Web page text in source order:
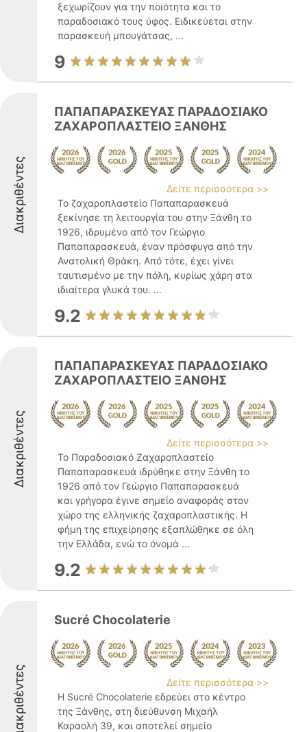
ξεχωρίζουν για την ποιότητα και το
παραδοσιακό τους ύφος. Ειδικεύεται στην
παρασκευή μπουγάτσας, ...
9
Διακριθέντες
ΠΑΠΑΠΑΡΑΣΚΕΥΑΣ ΠΑΡΑΔΟΣΙΑΚΟ
ΖΑΧΑΡΟΠΛΑΣΤΕΙΟ ΞΑΝΘΗΣ
Δείτε περισσότερα >>
Το ζαχαροπλαστείο Παπαπαρασκευά
ξεκίνησε τη λειτουργία του στην Ξάνθη το
1926, ιδρυμένο από τον Γεώργιο
Παπαπαρασκευά, έναν πρόσφυγα από την
Ανατολική Θράκη. Από τότε, έχει γίνει
ταυτισμένο με την πόλη, κυρίως χάρη στα
ιδιαίτερα γλυκά του. ...
9.2
Διακριθέντες
ΠΑΠΑΠΑΡΑΣΚΕΥΑΣ ΠΑΡΑΔΟΣΙΑΚΟ
ΖΑΧΑΡΟΠΛΑΣΤΕΙΟ ΞΑΝΘΗΣ
Δείτε περισσότερα >>
Το Παραδοσιακό Ζαχαροπλαστείο
Παπαπαρασκευά ιδρύθηκε στην Ξάνθη το
1926 από τον Γεώργιο Παπαπαρασκευά
και γρήγορα έγινε σημείο αναφοράς στον
χώρο της ελληνικής ζαχαροπλαστικής. Η
φήμη της επιχείρησης εξαπλώθηκε σε όλη
την Ελλάδα, ενώ το όνομά ...
9.2
Διακριθέντες
Sucré Chocolaterie
Δείτε περισσότερα >>
Η Sucré Chocolaterie εδρεύει στο κέντρο
της Ξάνθης, στη διεύθυνση Μιχαήλ
Καραολή 39, και αποτελεί σημείο